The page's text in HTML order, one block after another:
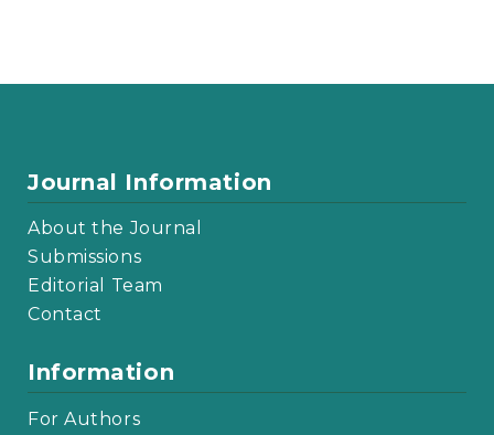
Journal Information
About the Journal
Submissions
Editorial Team
Contact
Information
For Authors